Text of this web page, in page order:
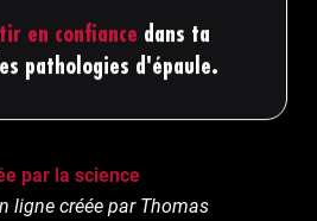
en confiance dans ta
pathologies d'épaule.
par la science
ligne créée par Thomas